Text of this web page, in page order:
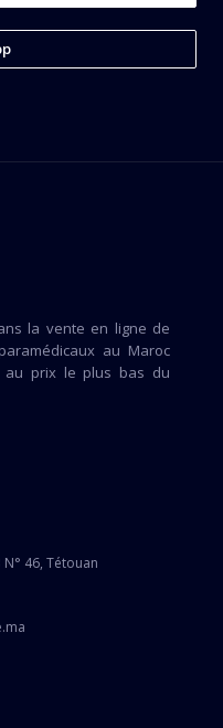
la vente en ligne de
au Maroc
au prix le plus bas du
46, Tétouan